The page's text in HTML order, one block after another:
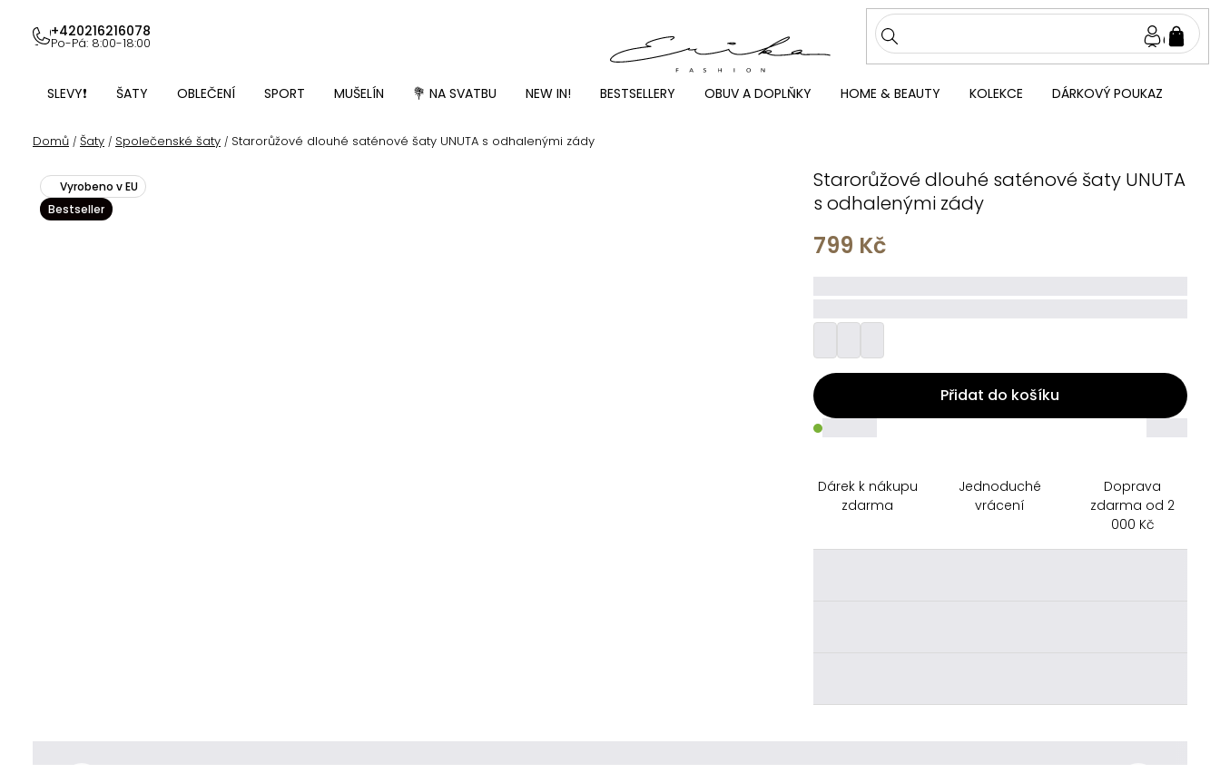
obsah
+420216216078
Po-Pá: 8:00-18:00
SLEVY❗ ŠATY OBLEČENÍ SPORT MUŠELÍN 💐 NA SVATBU NEW IN! BESTSELLERY OBUV A DOPLŇKY HOME & BEAUTY KOLEKCE DÁRKOVÝ POUKAZ
Domů / Šaty / Společenské šaty / Starorůžové dlouhé saténové šaty UNUTA s odhalenými zády
Starorůžové dlouhé saténové šaty UNUTA
s odhalenými zády
Vyrobeno v EU
Bestseller
799 Kč
Přidat do košíku
_____
Dárek k nákupu
zdarma
Jednoduché
vrácení
Doprava
zdarma od 2
000 Kč